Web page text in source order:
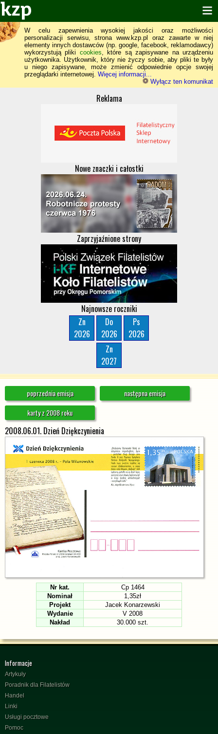
W celu zapewnienia wysokiej jakości oraz możliwości
personalizacji serwisu, strona www.kzp.pl oraz zawarte w niej
elementy innych dostawców (np. google, facebook, reklamodawcy)
wykorzystują pliki cookies, które są zapisywane na urządzeniu
użytkownika. Użytkownik, który nie życzy sobie, aby pliki te były
u niego zapisywane, może zmienić odpowiednie opcje swojej
przeglądarki internetowej. Więcej informacji...
Wyłącz ten komunikat
Reklama
Nowe znaczki i całostki
Zaprzyjaźnione strony
Najnowsze roczniki
Zn
2026
Do
2026
Ps
2026
Zn
2027
poprzednia emisja
następna emisja
karty z 2008 roku
2008.06.01. Dzień Dziękczynienia
Nr kat.
Cp 1464
Nominał
1,35zł
Projekt
Jacek Konarzewski
Wydanie
V 2008
Nakład
30.000 szt.
Informacje
Artykuły
Poradnik dla Filatelistów
Handel
Linki
Usługi pocztowe
Pomoc